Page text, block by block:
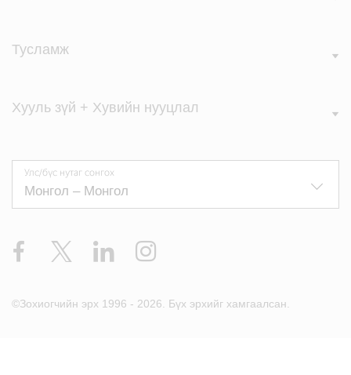
Тусламж
Хууль зүй + Хувийн нууцлал
Улс/бүс нутаг сонгох
Facebook LinkedIn
©Зохиогчийн эрх 1996 - 2026. Бүх эрхийг хамгаалсан.